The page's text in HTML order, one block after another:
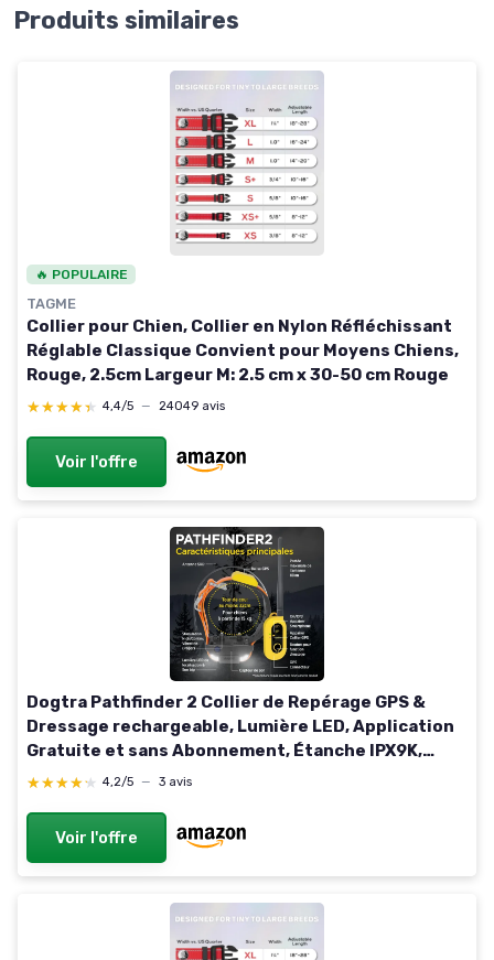
Produits similaires
🔥 POPULAIRE
TAGME
Collier pour Chien, Collier en Nylon Réfléchissant
Réglable Classique Convient pour Moyens Chiens,
Rouge, 2.5cm Largeur M: 2.5 cm x 30-50 cm Rouge
★★★★★
★★★★★ 4,4/5 — 24049 avis
Voir l'offre
Dogtra Pathfinder 2 Collier de Repérage GPS &
Dressage rechargeable, Lumière LED, Application
Gratuite et sans Abonnement, Étanche IPX9K,
Fonctions de dressage, Portée 10 km, Évolutif
★★★★★
★★★★★ 4,2/5 — 3 avis
Voir l'offre